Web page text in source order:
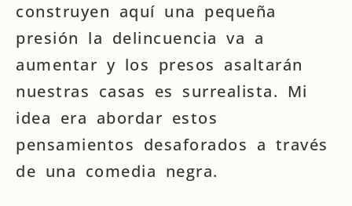
construyen aquí una pequeña
presión la delincuencia va a
aumentar y los presos asaltarán
nuestras casas es surrealista. Mi
idea era abordar estos
pensamientos desaforados a través
de una comedia negra.